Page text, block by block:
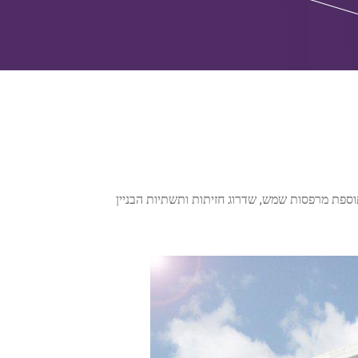
מרפסות שמש, שדרוג חזיתות ותשתיות הבניין